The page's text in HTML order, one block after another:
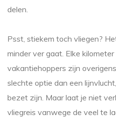
delen.
Psst, stiekem toch vliegen?
minder ver gaat. Elke
vakantiehoppers zijn
slechte optie dan een
bezet zijn. Maar laat je niet
vliegreis vanwege de veel te